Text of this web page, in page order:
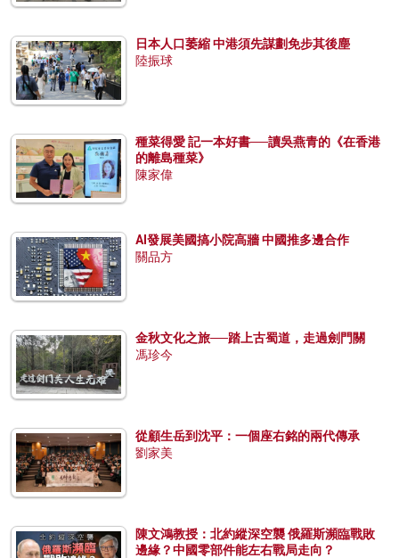
日本人口萎縮 中港須先謀劃免步其後塵
陸振球
種菜得愛 記一本好書──讀吳燕青的《在香港
的離島種菜》
陳家偉
AI發展美國搞小院高牆 中國推多邊合作
關品方
金秋文化之旅──踏上古蜀道，走過劍門關
馮珍今
從顧生岳到沈平：一個座右銘的兩代傳承
劉家美
陳文鴻教授：北約縱深空襲 俄羅斯瀕臨戰敗
邊緣？中國零部件能左右戰局走向？